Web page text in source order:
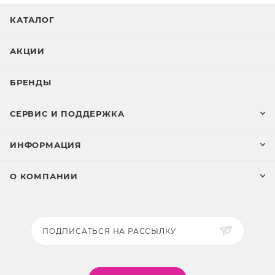
КАТАЛОГ
АКЦИИ
БРЕНДЫ
СЕРВИС И ПОДДЕРЖКА
ИНФОРМАЦИЯ
О КОМПАНИИ
ПОДПИСАТЬСЯ НА РАССЫЛКУ